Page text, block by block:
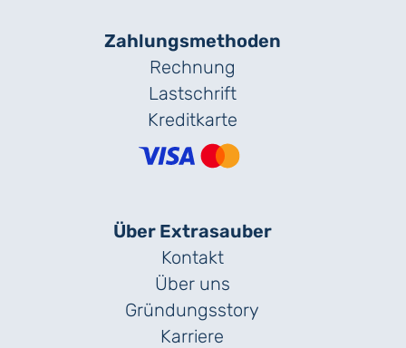
Zahlungs­methoden
Rechnung
Lastschrift
Kreditkarte
Über Extrasauber
Kontakt
Über uns
Gründungs­story
Karriere